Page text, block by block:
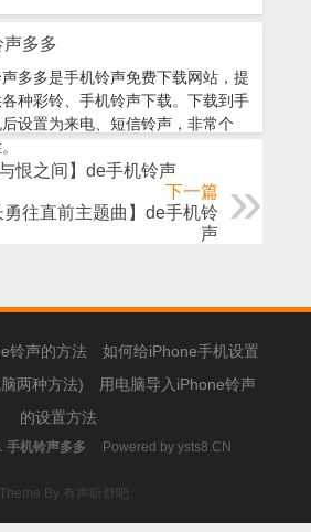
声多多
多多是手机铃声免费下载网站，提
种彩铃、手机铃声下载。下载到手
设置为来电、短信铃声，非常个
恨之间】de手机铃声
下一篇
勇往直前主题曲】de手机铃
声
铃声的方法
如何给iPhone手机设置
两种方法)
用电脑导入iPhone铃声
的设置方法
手机铃声多多 Powered by ysts8.CN
Theme By 有声听舒吧